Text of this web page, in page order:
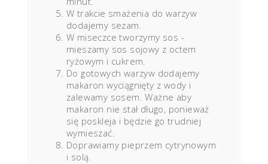
W trakcie smażenia do warzyw
dodajemy sezam.
W miseczce tworzymy sos -
mieszamy sos sojowy z octem
ryżowym i cukrem.
Do gotowych warzyw dodajemy
makaron wyciągnięty z wody i
zalewamy sosem. Ważne aby
makaron nie stał długo, ponieważ
się poskleja i będzie go trudniej
wymieszać.
Doprawiamy pieprzem cytrynowym
i solą.